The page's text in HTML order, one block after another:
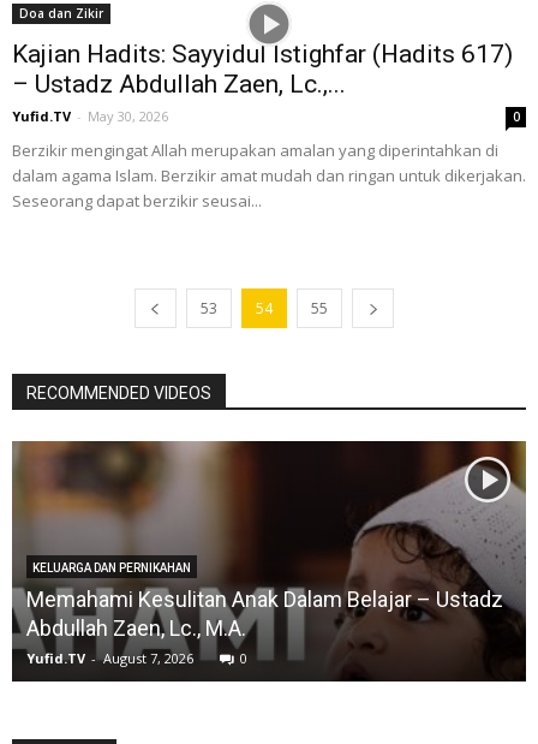
Doa dan Zikir
Kajian Hadits: Sayyidul Istighfar (Hadits 617)
– Ustadz Abdullah Zaen, Lc.,...
Yufid.TV - May 30, 2026 0
Berzikir mengingat Allah merupakan amalan yang diperintahkan di
dalam agama Islam. Berzikir amat mudah dan ringan untuk dikerjakan.
Seseorang dapat berzikir seusai...
53 54 55
RECOMMENDED VIDEOS
KELUARGA DAN PERNIKAHAN
Memahami Kesulitan Anak Dalam Belajar – Ustadz
Abdullah Zaen, Lc., M.A.
Yufid.TV - August 7, 2026 0